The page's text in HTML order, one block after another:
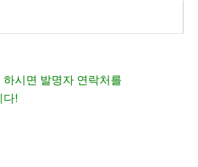
시면 발명자 연락처를
다!